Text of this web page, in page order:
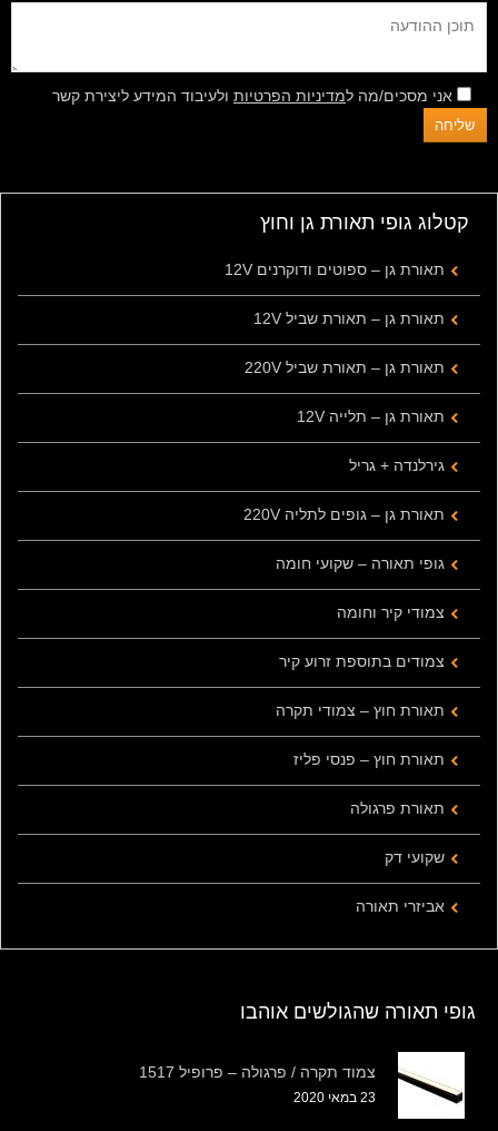
אני מסכים/מה למדיניות הפרטיות ולעיבוד המידע ליצירת קשר
קטלוג גופי תאורת גן וחוץ
תאורת גן – ספוטים ודוקרנים 12V
תאורת גן – תאורת שביל 12V
תאורת גן – תאורת שביל 220V
תאורת גן – תלייה 12V
גירלנדה + גריל
תאורת גן – גופים לתליה 220V
גופי תאורה – שקועי חומה
צמודי קיר וחומה
צמודים בתוספת זרוע קיר
תאורת חוץ – צמודי תקרה
תאורת חוץ – פנסי פליז
תאורת פרגולה
שקועי דק
אביזרי תאורה
גופי תאורה שהגולשים אוהבו
צמוד תקרה / פרגולה – פרופיל 1517
23 במאי 2020